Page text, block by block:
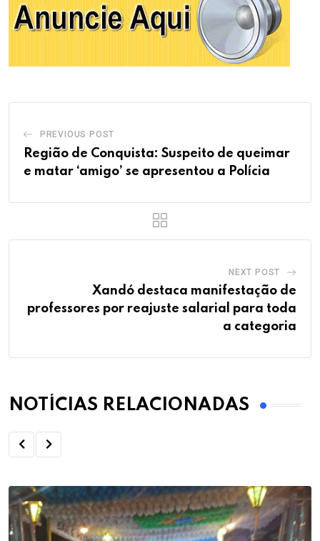
PREVIOUS POST
Região de Conquista: Suspeito de queimar
e matar ‘amigo’ se apresentou a Polícia
NEXT POST
Xandó destaca manifestação de
professores por reajuste salarial para toda
a categoria
NOTÍCIAS RELACIONADAS